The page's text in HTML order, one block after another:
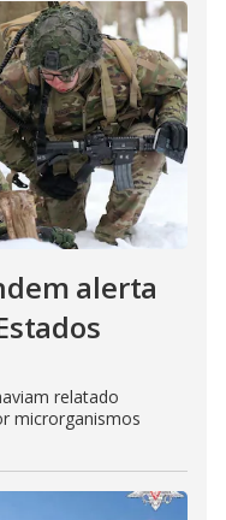
alerta
relatado
microrganismos